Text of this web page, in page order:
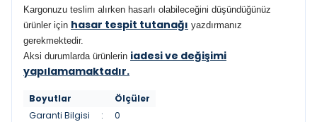
Kargonuzu teslim alırken hasarlı olabileceğini düşündüğünüz
ürünler için hasar tespit tutanağı yazdırmanız
gerekmektedir.
Aksi durumlarda ürünlerin iadesi ve değişimi
yapılamamaktadır.
Boyutlar
Ölçüler
Garanti Bilgisi
: 0